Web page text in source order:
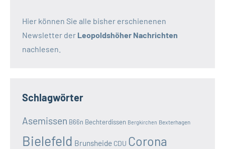
Hier können Sie alle bisher erschienenen
Newsletter der Leopoldshöher Nachrichten
nachlesen.
Schlagwörter
Asemissen B66n Bechterdissen Bergkirchen Bexterhagen
Bielefeld Brunsheide CDU Corona